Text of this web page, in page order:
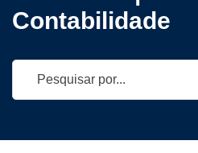
Contabilidade
Notícias
Deixe